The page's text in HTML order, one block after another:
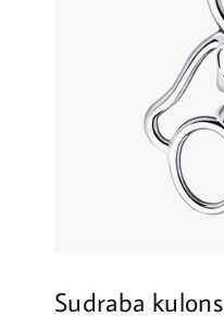
Sudraba kulons